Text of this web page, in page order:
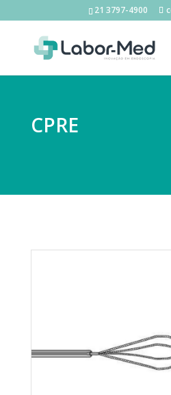
21 3797-4900
CPRE